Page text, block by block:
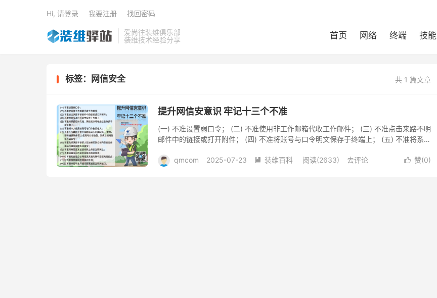
爱尚往装维俱乐部
装维技术经验分享
首页 网络 终端 技能
Hi, 请登录 我要注册 找回密码
共 1 篇文章
标签：网信安全
提升网信安意识 牢记十三个不准
(一) 不准设置弱口令； (二) 不准使用非工作邮箱代收工作邮件； (三) 不准点击来路不明
邮件中的链接或打开附件； (四) 不准将账号与口令明文保存于终端上； (五) 不准将系统
 赞(0)
qmcom 2025-07-23  装维百科 阅读(2633) 去评论